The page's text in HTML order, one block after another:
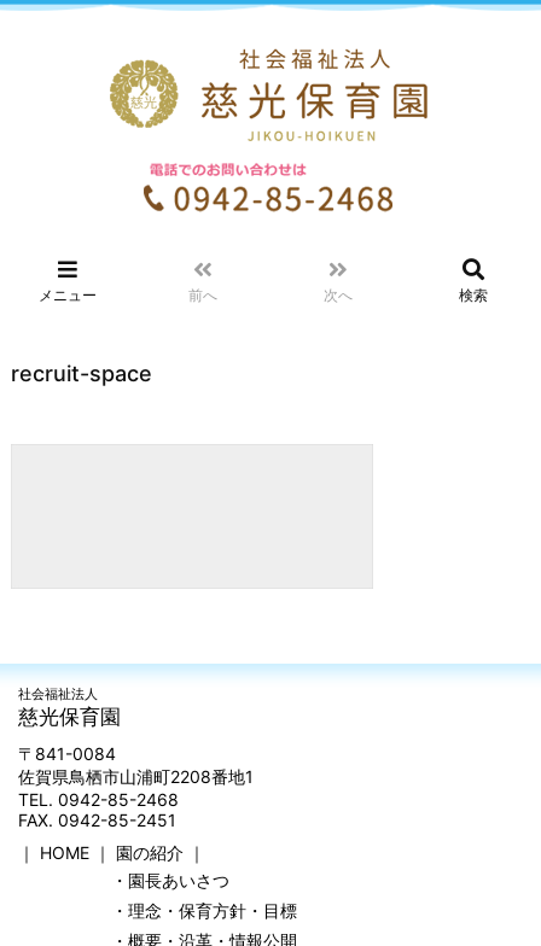
メニュー 前へ 次へ 検索
recruit-space
社会福祉法人
慈光保育園
〒841-0084
佐賀県鳥栖市山浦町2208番地1
TEL. 0942-85-2468
FAX. 0942-85-2451
｜ HOME ｜ 園の紹介 ｜
・園長あいさつ
・理念・保育方針・目標
・概要・沿革・情報公開